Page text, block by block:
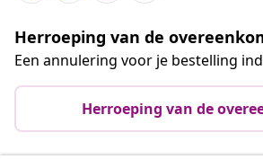
Herroeping van de
Een annulering voor je bestelling
Herroeping van de